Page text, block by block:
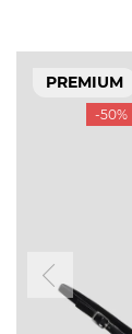
PREMIUM
-50%